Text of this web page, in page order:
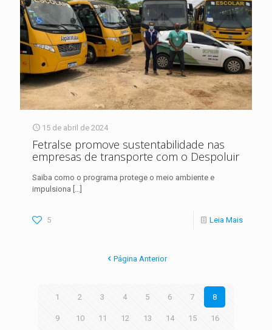
15 de abril de 2024
Fetralse promove sustentabilidade nas
empresas de transporte com o Despoluir
Saiba como o programa protege o meio ambiente e
impulsiona […]
5 Leia Mais
Página Anterior
1 2 3 4 5 6 7 8
9 10 11 12 13 14 15 16